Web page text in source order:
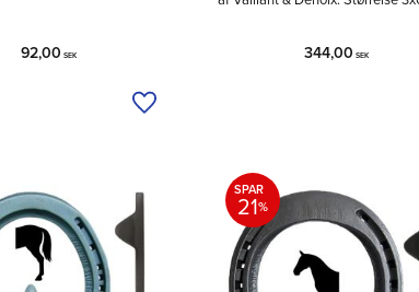
92,00 SEK
Tilføj til ønskeliste
344,00 SEK
SPAR
21%